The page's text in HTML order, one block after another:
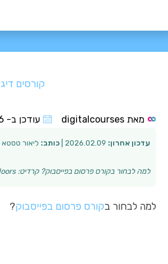
קורסים
מאת עודכן ב-
עדכון אחרון: כותב: ליאור טסטא
למה לבחור בקורס פרסום בפייסבוק? קרדיט: Owen.outdoors פייסבוק היא אחת הפלטפורמות הפרסומיות החזקות והיעילות ביותר בעולם השיווק הדיגיטלי. עם מיליארדי משת…
למה לבחור בקורס פרסום בפייסבוק?